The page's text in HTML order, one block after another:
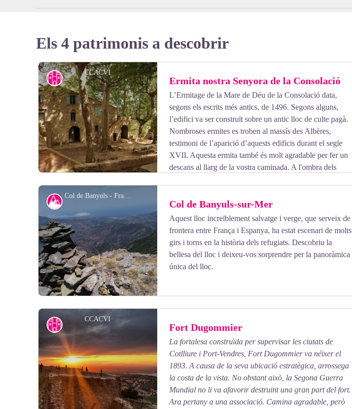
Els 4 patrimonis a descobrir
CCACVI
View picture in full screen
Ermita nostra Senyora de la Consolació
L’Ermitage de la Mare de Déu de la Consolació data,
segons els escrits més antics, de 1496. Segons alguns,
l’edifici va ser construït sobre un antic lloc de culte pagà.
Nombroses ermites es troben al massís des Albères,
testimoni de l’aparició d’aquests edificis durant el segle
XVII. Aquesta ermita també és molt agradable per fer un
descans al llarg de la vostra caminada. A l'ombra dels
Col de Banyuls - François-Xavier Hallé
View picture in full screen
Col de Banyuls-sur-Mer
Aquest lloc increïblement salvatge i verge, que serveix de
frontera entre França i Espanya, ha estat escenari de molts
girs i torns en la història dels refugiats. Descobriu la
bellesa del lloc i deixeu-vos sorprendre per la panoràmica
única del lloc.
CCACVI
Fort Dugommier
La fortalesa construïda per supervisar les ciutats de
Cotlliure i Port-Vendres, Fort Dugommier va néixer el
1893. A causa de la seva ubicació estratègica, arrossega
la costa de la vista. No obstant això, la Segona Guerra
Mundial no li va afavorir destruint una gran part del fort.
Ara pertany a una associació. Camina agradable, però